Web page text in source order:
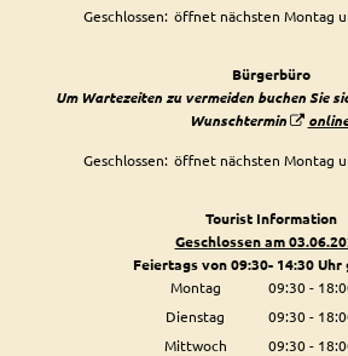
Klicken, um weitere Öffnungs- oder
Geschlossen: öffnet nächsten Montag
Bürgerbüro
Um Wartezeiten zu vermeiden buchen Sie
Wunschtermin
online
Klicken, um weitere Öffnungs- oder
Geschlossen: öffnet nächsten Montag
Tourist Information
Geschlossen am
Feiertags von 09:30- 14:30
Montag
09:30-
Dienstag 09:30-
Mittwoch 09:30-